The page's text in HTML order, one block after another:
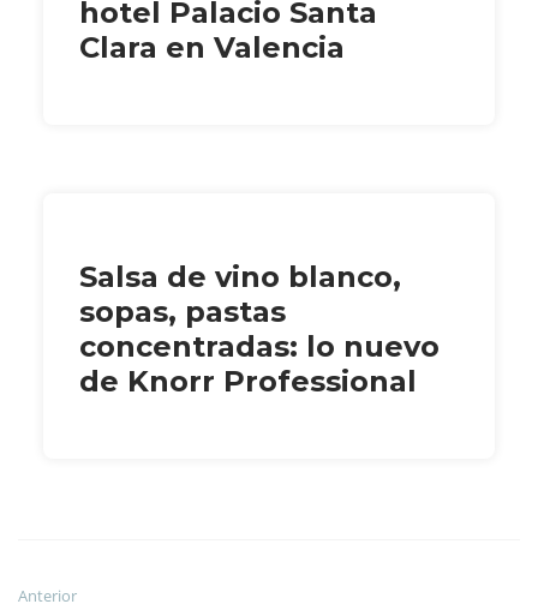
hotel Palacio Santa
Clara en Valencia
Salsa de vino blanco,
sopas, pastas
concentradas: lo nuevo
de Knorr Professional
Anterior